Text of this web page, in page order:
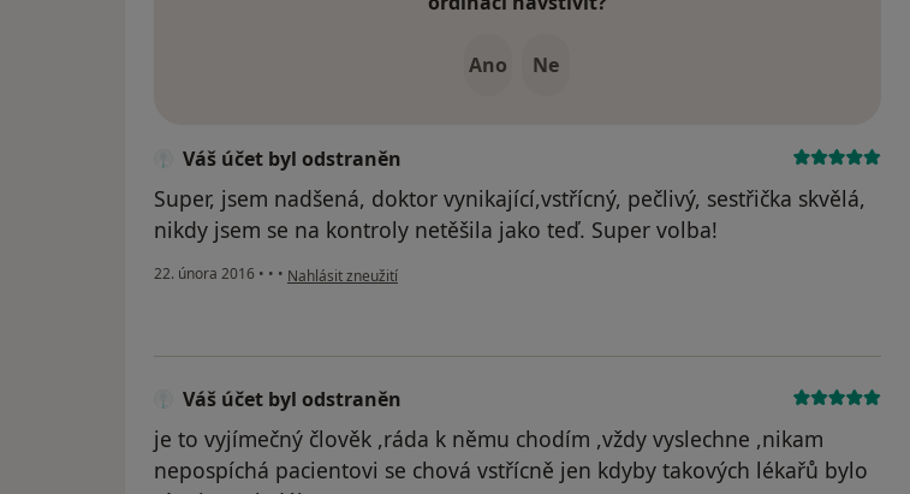
Ano Ne
Váš účet byl odstraněn
Super, jsem nadšená, doktor vynikající,vstřícný, pečlivý, sestřička skvělá,
nikdy jsem se na kontroly netěšila jako teď. Super volba!
22. února 2016 • • • podle názoru uživatele Váš účet byl odstraněn
Nahlásit zneužití
Váš účet byl odstraněn
je to vyjímečný člověk ,ráda k němu chodím ,vždy vyslechne ,nikam
nepospíchá pacientovi se chová vstřícně jen kdyby takových lékařů bylo